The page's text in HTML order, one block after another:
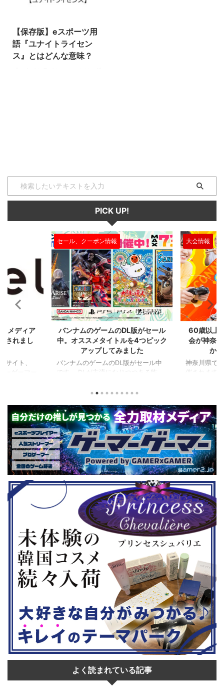
【保存版】eスポーツ用
語『ユナイトライセン
ス』とはどんな意味？
ンス』とは、ポケモンユナイトに
おける"ポケモンの使用権”のこ
と。 本作のランクマッチでは、
ユナイトライセンスを所有してい
るポケモンしか使用することがで
きない仕様となって ...
PICK UP!
8/21
メディア
されまし
サイト、
ーゲーマー
ストリーマ
を紹介して
マーのマウ
いことまで
しいデバ
しい環境を
みたりした
いかがでし
セール、クーポン情報
2024/7/31
バンナムのゲームのDL版がセール
中。オススメタイトルを4つピック
アップしてみました
バンナムのゲームのDL版がセール中
です。 DLが主流になりつつある昨
してしまいがちな人も多いはず。とい
でも楽しめるようなタイトルを独自に
ピックアップしてみました。（類似し
たゲームや続編が出にくいゲーム、長
く遊べるゲーム、定番ゲーム） 注目
タイトル ◆『LITTLE NIGHTMARES-
リトルナイトメア-１＆２セット』
(Switch） ２Dアクションホラーゲー
ムの2作のセットです。 ◆『鉄拳8
Deluxe Edition』（PS5） ...
大会情報
60歳以上
会が神奈
か
神奈川県で
催されます
仕様。ご当
も見られる
しめるイベ
す。 ちなみ
ーである蝶
なるそうで
場しますよ
大会参加者
選あり。予
22日。本戦
よく読まれている記事